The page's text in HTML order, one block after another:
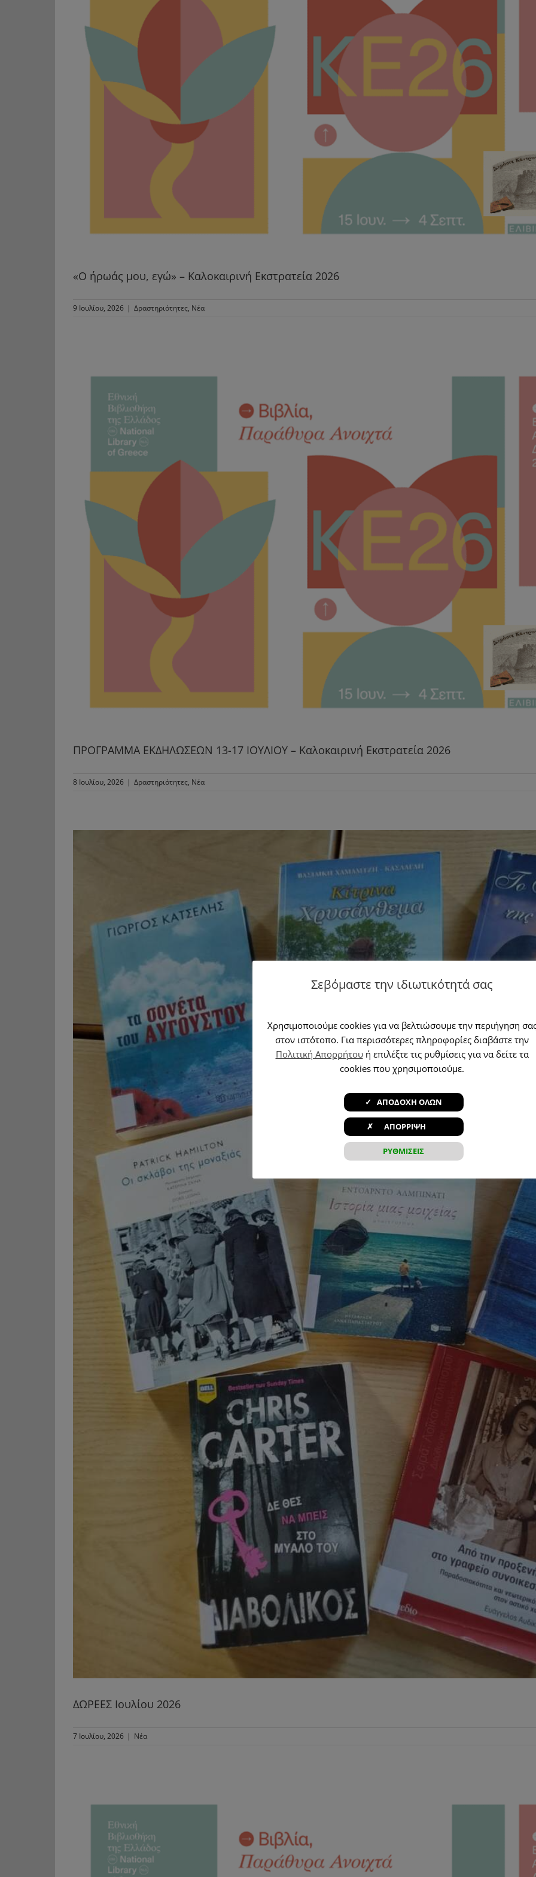
«Ο ήρωάς μου, εγώ» – Καλοκαιρινή Εκστρατεία 2026
9 Ιουλίου, 2026 | Δραστηριότητες, Νέα
ΠΡΟΓΡΑΜΜΑ ΕΚΔΗΛΩΣΕΩΝ 13-17 IOYΛIOY – Καλοκαιρινή Εκστρατεία 2026
8 Ιουλίου, 2026 | Δραστηριότητες, Νέα
ΔΩΡΕΕΣ Ιουλίου 2026
7 Ιουλίου, 2026 | Νέα
Σεβόμαστε την ιδιωτικότητά σας
Χρησιμοποιούμε cookies για να βελτιώσουμε την περιήγηση
στον ιστότοπο. Για περισσότερες πληροφορίες διαβάστε την
Πολιτική Απορρήτουή επιλέξτε τις ρυθμίσεις για να δείτε τα
cookies που χρησιμοποιούμε.
ΡΥΘΜΙΣΕΙΣ
✓ ΑΠΟΔΟΧΗ ΟΛΩΝ
✗ ΑΠΟΡΡΙΨΗ